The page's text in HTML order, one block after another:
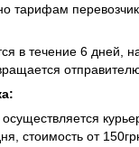
тарифам
в течение 6 дней,
стоимость от